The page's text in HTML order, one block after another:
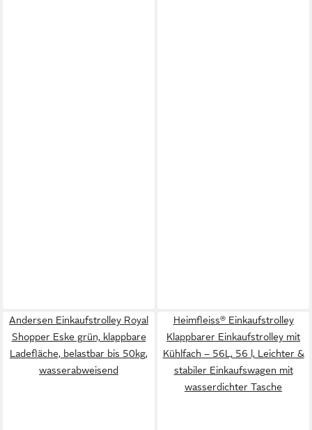
Andersen Einkaufstrolley Royal
Shopper Eske grün, klappbare
Ladefläche, belastbar bis 50kg,
wasserabweisend
Heimfleiss® Einkaufstrolley
Klappbarer Einkaufstrolley mit
Kühlfach – 56L, 56 l, Leichter &
stabiler Einkaufswagen mit
wasserdichter Tasche